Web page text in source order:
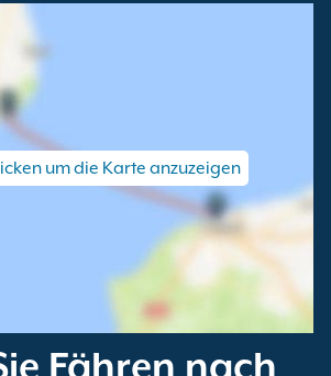
um die Karte anzuzeigen
Fähren nach